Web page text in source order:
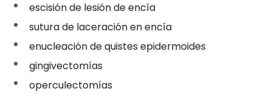
escisión de lesión de encía
sutura de laceración en encía
enucleación de quistes epidermoides
gingivectomías
operculectomías